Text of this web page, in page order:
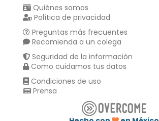
Quiénes somos
Política de privacidad
Preguntas más frecuentes
Recomienda a un colega
Seguridad de la información
Como cuidamos tus datos
Condiciones de uso
Prensa